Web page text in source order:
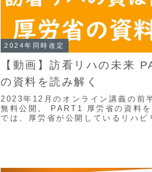
2024年同時改定
【動画】訪看リハの未来 PART1 厚労省
の資料を読み解く
2023年12月のオンライン講義の前
無料公開。 PART1 厚労省の資料
では、厚労省が公開しているリハビ